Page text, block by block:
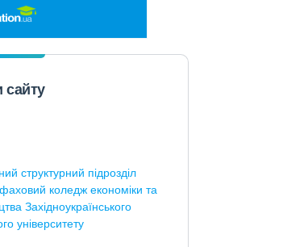
сайту
структурний підрозділ
коледж економіки та
Західноукраїнського
університету